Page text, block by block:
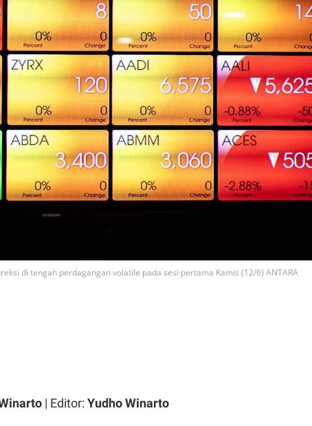
di tengah perdagangan volatile pada sesi pertama Kamis (12/6) ANTARA
| Editor: Yudho Winarto